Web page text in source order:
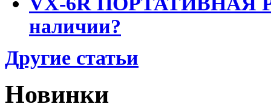
наличии?
Другие статьи
Новинки